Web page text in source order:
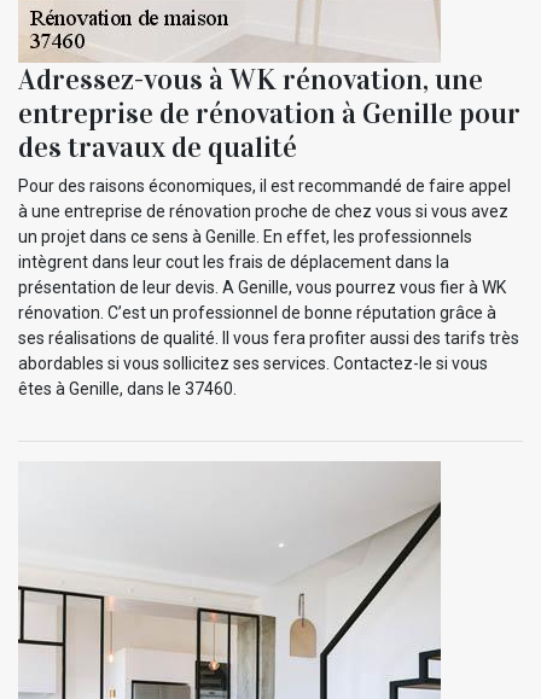
Adressez-vous à WK rénovation, une
entreprise de rénovation à Genille pour
des travaux de qualité
Pour des raisons économiques, il est recommandé de faire appel
à une entreprise de rénovation proche de chez vous si vous avez
un projet dans ce sens à Genille. En effet, les professionnels
intègrent dans leur cout les frais de déplacement dans la
présentation de leur devis. A Genille, vous pourrez vous fier à WK
rénovation. C’est un professionnel de bonne réputation grâce à
ses réalisations de qualité. Il vous fera profiter aussi des tarifs très
abordables si vous sollicitez ses services. Contactez-le si vous
êtes à Genille, dans le 37460.